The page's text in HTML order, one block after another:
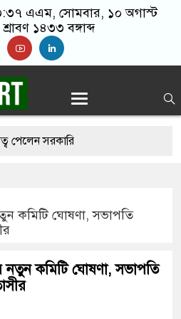
এএম, সোমবার, ১০ অগাস্ট
১৪৩৩ বঙ্গাব্দ
সরকারি
নিহত ২
হয়ে না ওঠে:
মন্ত্রী
কমিটি ঘোষণা, সভাপতি
নতুন কমিটি ঘোষণা, সভাপতি